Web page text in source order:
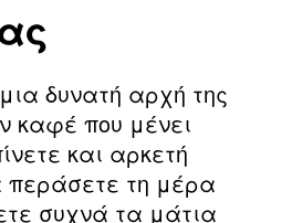
δυνατή αρχή της
καφέ που μένει
και αρκετή
περάσετε τη μέρα
συχνά τα μάτια